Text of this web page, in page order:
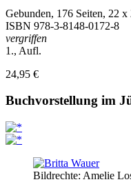
Gebunden, 176 Seiten, 22
ISBN 978-3-8148-0172-8
vergriffen
1., Aufl.
24,95 €
Buchvorstellung im
Bildrechte: Amelie